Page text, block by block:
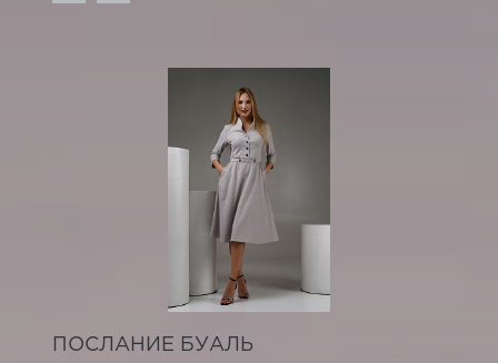
ПОСЛАНИЕ БУАЛЬ